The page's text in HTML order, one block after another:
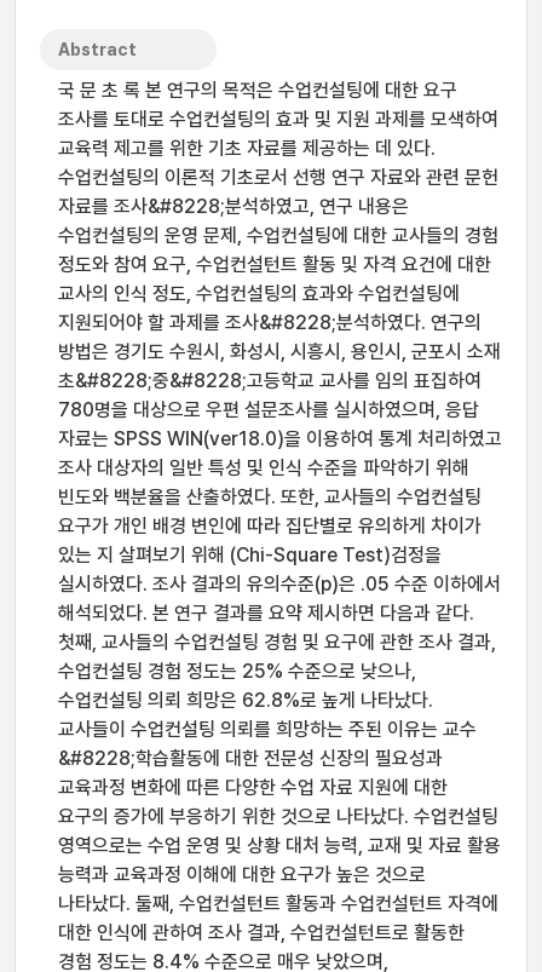
Abstract
국 문 초 록 본 연구의 목적은 수업컨설팅에 대한 요구
조사를 토대로 수업컨설팅의 효과 및 지원 과제를 모색하여
교육력 제고를 위한 기초 자료를 제공하는 데 있다.
수업컨설팅의 이론적 기초로서 선행 연구 자료와 관련 문헌
자료를 조사&#8228;분석하였고, 연구 내용은
수업컨설팅의 운영 문제, 수업컨설팅에 대한 교사들의 경험
정도와 참여 요구, 수업컨설턴트 활동 및 자격 요건에 대한
교사의 인식 정도, 수업컨설팅의 효과와 수업컨설팅에
지원되어야 할 과제를 조사&#8228;분석하였다. 연구의
방법은 경기도 수원시, 화성시, 시흥시, 용인시, 군포시 소재
초&#8228;중&#8228;고등학교 교사를 임의 표집하여
780명을 대상으로 우편 설문조사를 실시하였으며, 응답
자료는 SPSS WIN(ver18.0)을 이용하여 통계 처리하였고
조사 대상자의 일반 특성 및 인식 수준을 파악하기 위해
빈도와 백분율을 산출하였다. 또한, 교사들의 수업컨설팅
요구가 개인 배경 변인에 따라 집단별로 유의하게 차이가
있는 지 살펴보기 위해 (Chi-Square Test)검정을
실시하였다. 조사 결과의 유의수준(p)은 .05 수준 이하에서
해석되었다. 본 연구 결과를 요약 제시하면 다음과 같다.
첫째, 교사들의 수업컨설팅 경험 및 요구에 관한 조사 결과,
수업컨설팅 경험 정도는 25% 수준으로 낮으나,
수업컨설팅 의뢰 희망은 62.8%로 높게 나타났다.
교사들이 수업컨설팅 의뢰를 희망하는 주된 이유는 교수
&#8228;학습활동에 대한 전문성 신장의 필요성과
교육과정 변화에 따른 다양한 수업 자료 지원에 대한
요구의 증가에 부응하기 위한 것으로 나타났다. 수업컨설팅
영역으로는 수업 운영 및 상황 대처 능력, 교재 및 자료 활용
능력과 교육과정 이해에 대한 요구가 높은 것으로
나타났다. 둘째, 수업컨설턴트 활동과 수업컨설턴트 자격에
대한 인식에 관하여 조사 결과, 수업컨설턴트로 활동한
경험 정도는 8.4% 수준으로 매우 낮았으며,